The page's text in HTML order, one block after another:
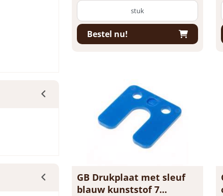
stuk
Bestel nu!
GB Drukplaat met sleuf
blauw kunststof 7...